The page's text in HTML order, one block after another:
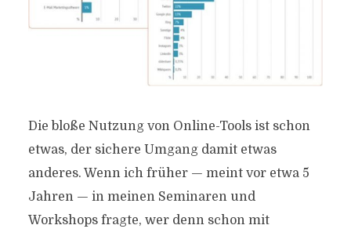
Die bloße Nutzung von Online-Tools ist schon
etwas, der sichere Umgang damit etwas
anderes. Wenn ich früher — meint vor etwa 5
Jahren — in meinen Seminaren und
Workshops fragte, wer denn schon mit